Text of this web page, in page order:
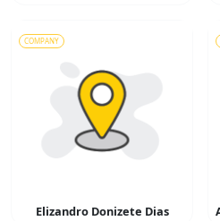
COMPANY
Elizandro Donizete Dias